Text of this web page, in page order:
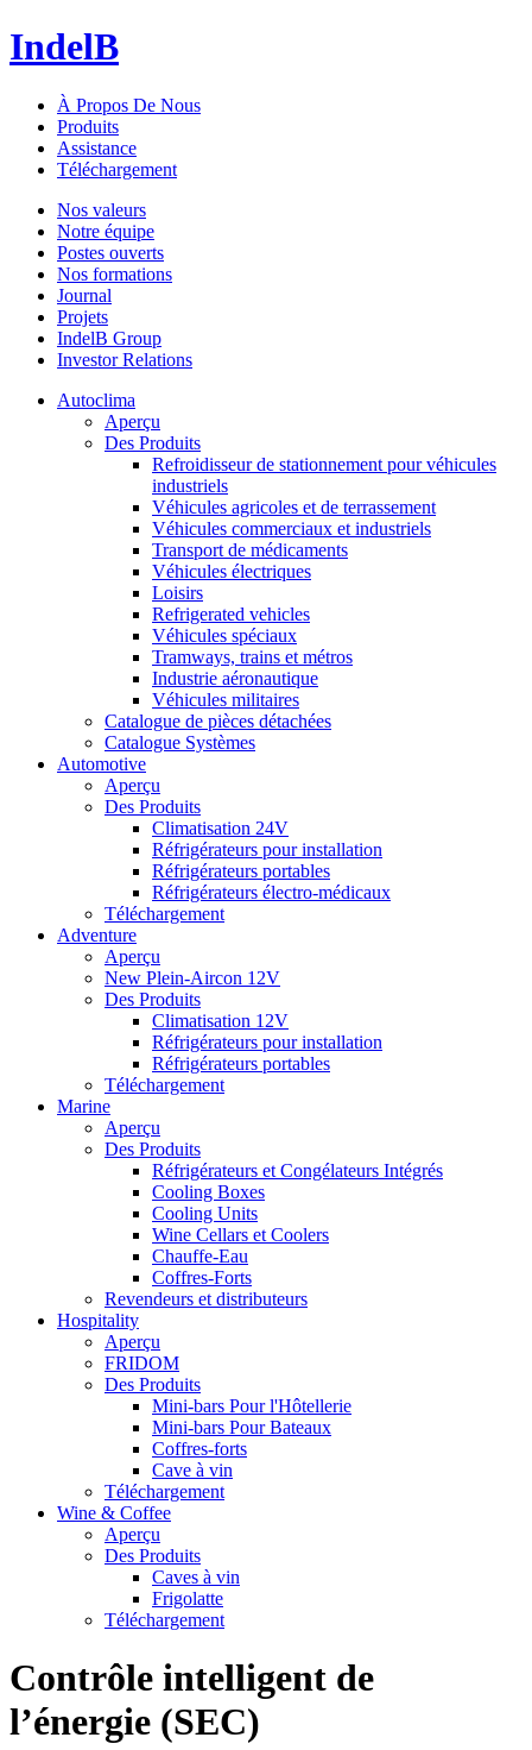
IndelB
À Propos De Nous
Produits
Assistance
Téléchargement
Nos valeurs
Notre équipe
Postes ouverts
Nos formations
Journal
Projets
IndelB Group
Investor Relations
Autoclima
Aperçu
Des Produits
Refroidisseur de stationnement pour véhicules
industriels
Véhicules agricoles et de terrassement
Véhicules commerciaux et industriels
Transport de médicaments
Véhicules électriques
Loisirs
Refrigerated vehicles
Véhicules spéciaux
Tramways, trains et métros
Industrie aéronautique
Véhicules militaires
Catalogue de pièces détachées
Catalogue Systèmes
Automotive
Aperçu
Des Produits
Climatisation 24V
Réfrigérateurs pour installation
Réfrigérateurs portables
Réfrigérateurs électro-médicaux
Téléchargement
Adventure
Aperçu
New Plein-Aircon 12V
Des Produits
Climatisation 12V
Réfrigérateurs pour installation
Réfrigérateurs portables
Téléchargement
Marine
Aperçu
Des Produits
Réfrigérateurs et Congélateurs Intégrés
Cooling Boxes
Cooling Units
Wine Cellars et Coolers
Chauffe-Eau
Coffres-Forts
Revendeurs et distributeurs
Hospitality
Aperçu
FRIDOM
Des Produits
Mini-bars Pour l'Hôtellerie
Mini-bars Pour Bateaux
Coffres-forts
Cave à vin
Téléchargement
Wine & Coffee
Aperçu
Des Produits
Caves à vin
Frigolatte
Téléchargement
Contrôle intelligent de
l’énergie (SEC)